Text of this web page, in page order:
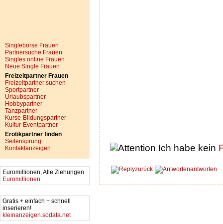
Singlebörse Frauen
Partnersuche Frauen
Singles online Frauen
Neue Single Frauen
Freizeitpartner Frauen
Freizeitpartner suchen
Sportpartner
Urlaubspartner
Hobbypartner
Tanzpartner
Kurse-Bildungspartner
Kultur-Eventpartner
Erotikpartner finden
Seitensprung
Kontaktanzeigen
Euromillionen, Alle Ziehungen
Euromillionen
Gratis + einfach + schnell
inserieren!
kleinanzeigen.sodala.net
Ich habe kein
zurück antworten